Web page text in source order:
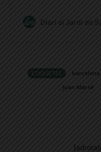
ETIQUETES barcelona
Juan Marsé